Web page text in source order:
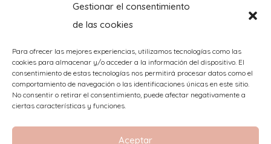
Gestionar el consentimiento
de las cookies
Para ofrecer las mejores experiencias, utilizamos tecnologías como las
cookies para almacenar y/o acceder a la información del dispositivo. El
consentimiento de estas tecnologías nos permitirá procesar datos como el
comportamiento de navegación o las identificaciones únicas en este sitio.
No consentir o retirar el consentimiento, puede afectar negativamente a
ciertas características y funciones.
Aceptar
¿Dudas con tu pedido?